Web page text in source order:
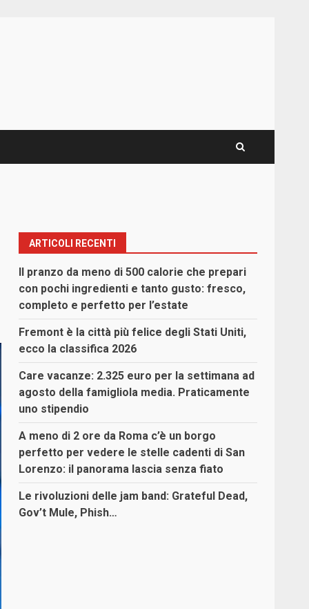
ARTICOLI RECENTI
Il pranzo da meno di 500 calorie che prepari
con pochi ingredienti e tanto gusto: fresco,
completo e perfetto per l’estate
Fremont è la città più felice degli Stati Uniti,
ecco la classifica 2026
Care vacanze: 2.325 euro per la settimana ad
agosto della famigliola media. Praticamente
uno stipendio
A meno di 2 ore da Roma c’è un borgo
perfetto per vedere le stelle cadenti di San
Lorenzo: il panorama lascia senza fiato
Le rivoluzioni delle jam band: Grateful Dead,
Gov’t Mule, Phish…